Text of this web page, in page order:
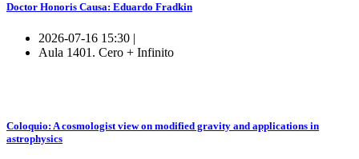
Doctor Honoris Causa: Eduardo Fradkin
2026-07-16 15:30 |
Aula 1401. Cero + Infinito
Coloquio: A cosmologist view on modified gravity and applications in
astrophysics